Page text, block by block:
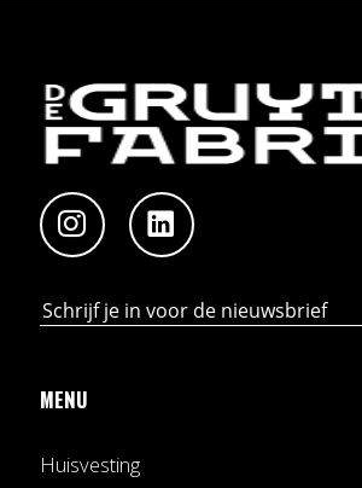
MENU
Huisvesting